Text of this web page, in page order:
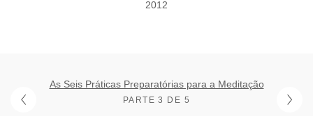
2012
As Seis Práticas Preparatórias para a Meditação
PARTE 3 DE 5